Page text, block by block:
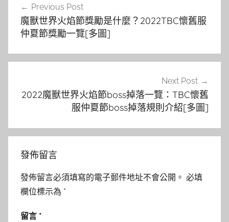
導
覽
Previous Post
魔獸世界火焰節獎勵是什麼？2022TBC懷舊服
仲夏節獎勵一覽[多圖]
Next Post
2022魔獸世界火焰節boss掉落一覽：TBC懷舊
服仲夏節boss掉落規則介紹[多圖]
發佈留言
發佈留言必須填寫的電子郵件地址不會公開。 必填
欄位標示為 *
留言 *